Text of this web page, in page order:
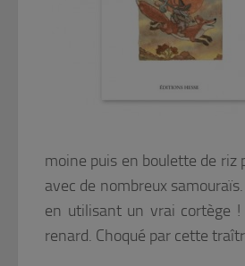
moine puis en boulette de riz
avec de nombreux
en utilisant un vrai cortège !
renard. Choqué par cette